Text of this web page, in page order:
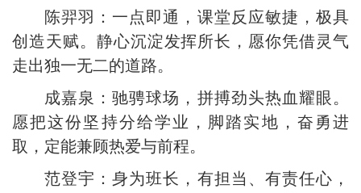
陈羿羽：一点即通，课堂反应敏捷，极具
创造天赋。静心沉淀发挥所长，愿你凭借灵气
走出独一无二的道路。
成嘉泉：驰骋球场，拼搏劲头热血耀眼。
愿把这份坚持分给学业，脚踏实地，奋勇进
取，定能兼顾热爱与前程。
范登宇：身为班长，有担当、有责任心，